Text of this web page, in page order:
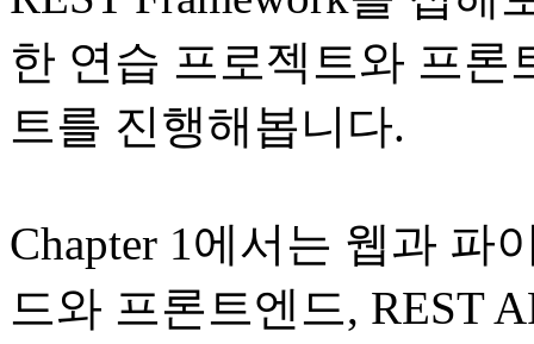
한 연습 프로젝트와 프
트를 진행해봅니다.
Chapter 1에서는 웹과 파
드와 프론트엔드, REST